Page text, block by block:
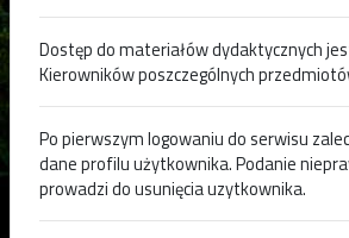
Dostęp do materiałów dydaktycznych
Kierowników poszczególnych
Po pierwszym logowaniu do serwisu
dane profilu użytkownika. Podanie
prowadzi do usunięcia uzytkownika.